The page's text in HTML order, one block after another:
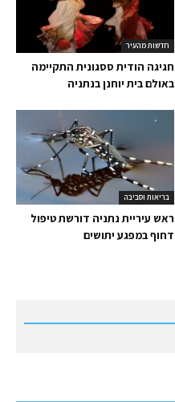
חדשות מהעיר
חגיגה הודית ססגונית התקיימה
באולם בית יוחנן בנתניה
בריאות וסביבה
ראש עיריית נתניה דורשת טיפול
דחוף במפגע יתושים